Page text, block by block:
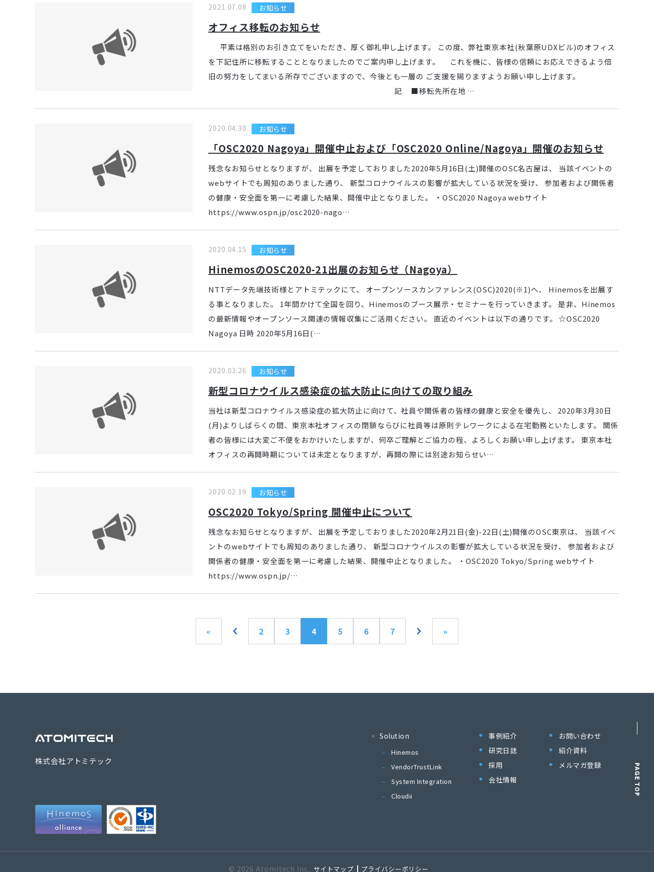
2021.07.08 お知らせ
オフィス移転のお知らせ
平素は格別のお引き立てをいただき、厚く御礼申し上げます。 この度、弊社東京本社(秋葉原UDXビル)のオフィス
を下記住所に移転することとなりましたのでご案内申し上げます。 これを機に、皆様の信頼にお応えできるよう倍
旧の努力をしてまいる所存でございますので、今後とも一層の ご支援を賜りますようお願い申し上げます。
記 ■移転先所在地 …
2020.04.30 お知らせ
「OSC2020 Nagoya」開催中止および「OSC2020 Online/Nagoya」開催のお知らせ
残念なお知らせとなりますが、 出展を予定しておりました2020年5月16日(土)開催のOSC名古屋は、 当該イベントの
webサイトでも周知のありました通り、 新型コロナウイルスの影響が拡大している状況を受け、 参加者および関係者
の健康・安全面を第一に考慮した結果、開催中止となりました。 ・OSC2020 Nagoya webサイト
https://www.ospn.jp/osc2020-nago…
2020.04.15 お知らせ
HinemosのOSC2020-21出展のお知らせ（Nagoya）
NTTデータ先端技術様とアトミテックにて、 オープンソースカンファレンス(OSC)2020(※1)へ、 Hinemosを出展す
る事となりました。 1年間かけて全国を回り、Hinemosのブース展示・セミナーを行っていきます。 是非、Hinemos
の最新情報やオープンソース関連の情報収集にご活用ください。 直近のイベントは以下の通りです。 ☆OSC2020
Nagoya 日時 2020年5月16日(…
2020.03.26 お知らせ
新型コロナウイルス感染症の拡大防止に向けての取り組み
当社は新型コロナウイルス感染症の拡大防止に向けて、社員や関係者の皆様の健康と安全を優先し、 2020年3月30日
(月)よりしばらくの間、東京本社オフィスの閉鎖ならびに社員等は原則テレワークによる在宅勤務といたします。 関係
者の皆様には大変ご不便をおかけいたしますが、何卒ご理解とご協力の程、よろしくお願い申し上げます。 東京本社
オフィスの再開時期については未定となりますが、再開の際には別途お知らせい…
2020.02.19 お知らせ
OSC2020 Tokyo/Spring 開催中止について
残念なお知らせとなりますが、 出展を予定しておりました2020年2月21日(金)-22日(土)開催のOSC東京は、 当該イベ
ントのwebサイトでも周知のありました通り、 新型コロナウイルスの影響が拡大している状況を受け、 参加者および
関係者の健康・安全面を第一に考慮した結果、開催中止となりました。 ・OSC2020 Tokyo/Spring webサイト
https://www.ospn.jp/…
« 2 3 4 5 6 7 »
PAGE TOP
株式会社アトミテック
Solution
Hinemos
VendorTrustLink
System Integration
Cloudii
事例紹介
研究日誌
採用
会社情報
お問い合わせ
紹介資料
メルマガ登録
サイトマップ プライバシーポリシー
© 2026 Atomitech Inc.